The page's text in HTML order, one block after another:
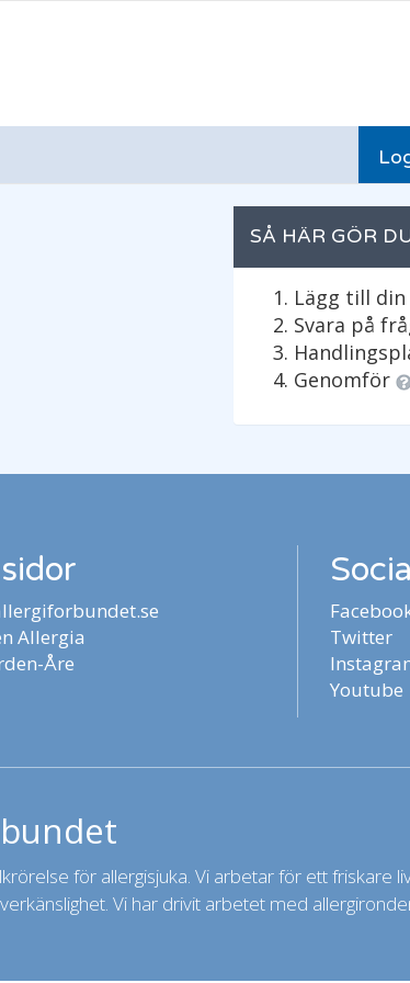
SÅ HÄR GÖR
Lägg till din
Svara på
Genomför
Allergia
Åre
Twitter
Youtube
för allergisjuka. Vi arbetar för ett friskare
Vi har drivit arbetet med